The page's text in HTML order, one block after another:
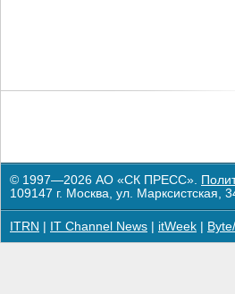
© 1997—2026 АО «СК ПРЕСС».
109147 г. Москва, ул.
ITRN IT Channel News itWeek